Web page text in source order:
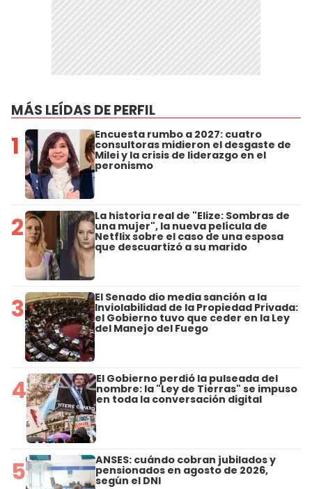
MÁS LEÍDAS DE PERFIL
1 Encuesta rumbo a 2027: cuatro
consultoras midieron el desgaste de
Milei y la crisis de liderazgo en el
peronismo
2 La historia real de "Elize: Sombras de
una mujer", la nueva película de
Netflix sobre el caso de una esposa
que descuartizó a su marido
3 El Senado dio media sanción a la
Inviolabilidad de la Propiedad Privada:
el Gobierno tuvo que ceder en la Ley
del Manejo del Fuego
4 El Gobierno perdió la pulseada del
nombre: la "Ley de Tierras" se impuso
en toda la conversación digital
5 ANSES: cuándo cobran jubilados y
pensionados en agosto de 2026,
según el DNI